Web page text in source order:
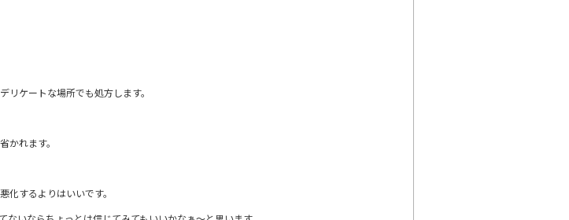
ケートな場所でも処方します。
かれます。
するよりはいいです。